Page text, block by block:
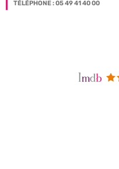
TÉLÉPHONE : 05 49 41 40 00